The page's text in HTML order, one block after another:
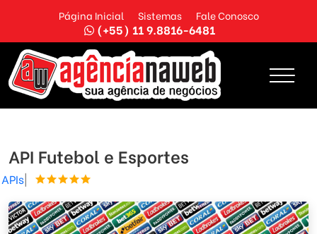
Página Inicial Sistemas Fale Conosco
(+55) 11 9.8816-6481
API Futebol e Esportes
APIs|